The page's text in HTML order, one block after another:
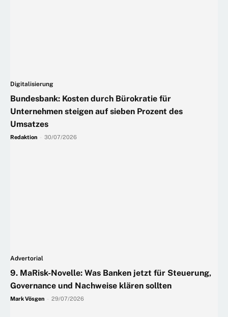
Digitalisierung
Bundesbank: Kosten durch Bürokratie für
Unternehmen steigen auf sieben Prozent des
Umsatzes
Redaktion 30/07/2026
Advertorial
9. MaRisk-Novelle: Was Banken jetzt für Steuerung,
Governance und Nachweise klären sollten
Mark Vösgen 29/07/2026